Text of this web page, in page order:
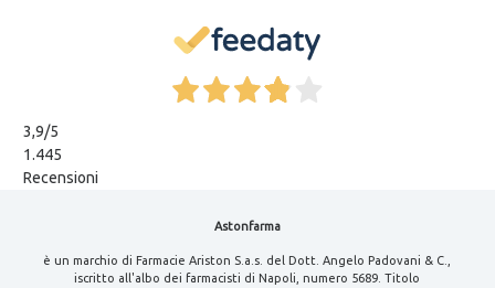
3,9/5
1.445
Recensioni
Astonfarma
è un marchio di Farmacie Ariston S.a.s. del Dott. Angelo Padovani & C.,
iscritto all'albo dei farmacisti di Napoli, numero 5689. Titolo